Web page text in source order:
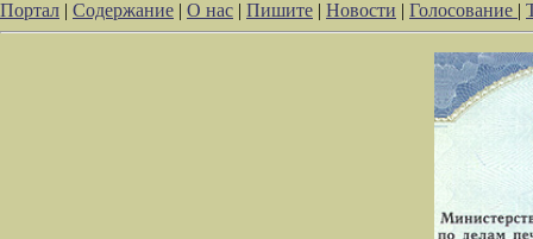
Портал | Содержание | О нас | Пишите | Новости | Голосование |